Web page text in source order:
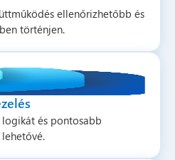
ellenőrizhetőbb és
történjen.
logikát és pontosabb